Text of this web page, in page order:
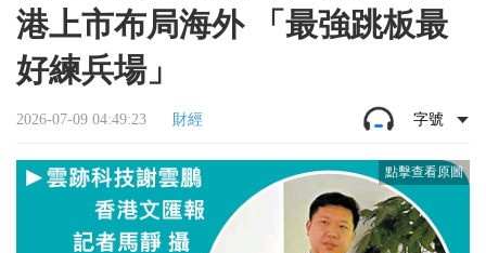
港上市布局海外 「最強跳板最
好練兵場」
2026-07-09 04:49:23 財經 字號